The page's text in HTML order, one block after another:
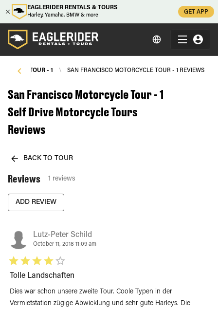
EAGLERIDER RENTALS & TOURS
Harley, Yamaha, BMW & more
GET APP
TOUR - 1 \ SAN FRANCISCO MOTORCYCLE TOUR - 1 REVIEWS
San Francisco Motorcycle Tour - 1
Self Drive Motorcycle Tours
Reviews
BACK TO TOUR
Reviews 1 reviews
ADD REVIEW
Lutz-Peter Schild
October 11, 2018 11:09 am
Tolle Landschaften
Dies war schon unsere zweite Tour. Coole Typen in der
Vermietstation zügige Abwicklung und sehr gute Harleys. Die